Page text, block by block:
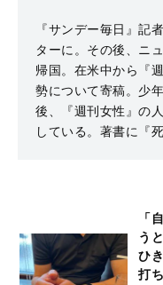
『サンデー毎日』記
ターに。その後、ニ
帰国。在米中から『
勢について寄稿。少
後、『週刊女性』の
している。著書に『
「
う
ひ
打